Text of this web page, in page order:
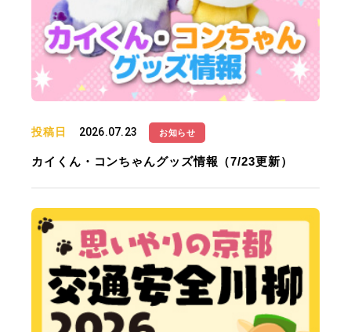
投稿日 2026.07.23 お知らせ
カイくん・コンちゃんグッズ情報（7/23更新）